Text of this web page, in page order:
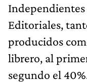
Independientes
Editoriales,
producidos
librero, al
segundo el